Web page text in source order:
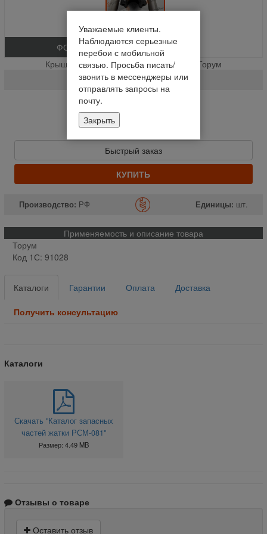
ФОТО
Крышка шатуна вала привода очистки Торум
181.21.00.316
На складе
Отправим сегодня до 14:00
Быстрый заказ
КУПИТЬ
Производство: РФ Единицы: шт.
Применяемость и описание товара
Торум
Код 1С: 91028
Каталоги Гарантии Оплата Доставка
Получить консультацию
Каталоги
Скачать "Каталог запасных
частей жатки РСМ-081"
Размер: 4.49 MB
Отзывы о товаре
Оставить отзыв
Уважаемые клиенты.
Наблюдаются серьезные
перебои с мобильной
связью. Просьба писать/
звонить в мессенджеры или
отправлять запросы на
почту.
Закрыть